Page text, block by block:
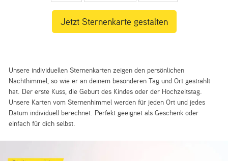
Unsere individuellen Sternenkarten zeigen den persönlichen
Nachthimmel, so wie er an deinem besonderen Tag und Ort gestrahlt
hat. Der erste Kuss, die Geburt des Kindes oder der Hochzeitstag.
Unsere Karten vom Sternenhimmel werden für jeden Ort und jedes
Datum individuell berechnet. Perfekt geeignet als Geschenk oder
einfach für dich selbst.